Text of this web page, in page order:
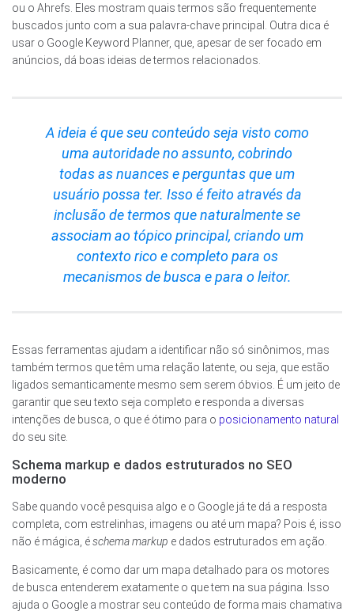
ou o Ahrefs. Eles mostram quais termos são frequentemente
buscados junto com a sua palavra-chave principal. Outra dica é
usar o Google Keyword Planner, que, apesar de ser focado em
anúncios, dá boas ideias de termos relacionados.
A ideia é que seu conteúdo seja visto como
uma autoridade no assunto, cobrindo
todas as nuances e perguntas que um
usuário possa ter. Isso é feito através da
inclusão de termos que naturalmente se
associam ao tópico principal, criando um
contexto rico e completo para os
mecanismos de busca e para o leitor.
Essas ferramentas ajudam a identificar não só sinônimos, mas
também termos que têm uma relação latente, ou seja, que estão
ligados semanticamente mesmo sem serem óbvios. É um jeito de
garantir que seu texto seja completo e responda a diversas
intenções de busca, o que é ótimo para o posicionamento natural
do seu site.
Schema markup e dados estruturados no SEO
moderno
Sabe quando você pesquisa algo e o Google já te dá a resposta
completa, com estrelinhas, imagens ou até um mapa? Pois é, isso
não é mágica, éschema markup e dados estruturados em ação.
Basicamente, é como dar um mapa detalhado para os motores
de busca entenderem exatamente o que tem na sua página. Isso
ajuda o Google a mostrar seu conteúdo de forma mais chamativa